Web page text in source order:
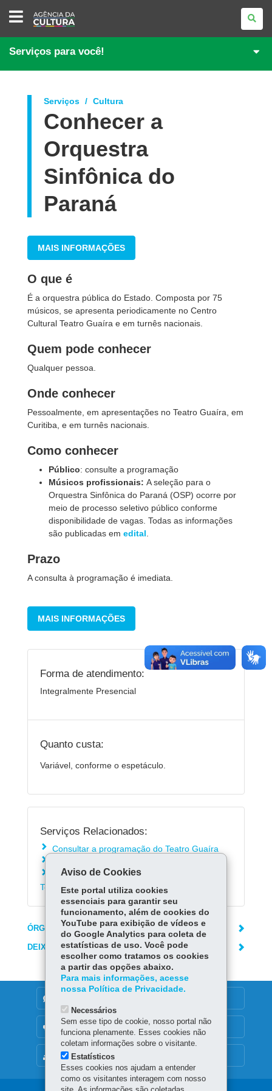
AGÊNCIA
DA
CULTURA
Serviços para você!
Serviços Cultura
Conhecer a
Orquestra
Sinfônica do
Paraná
MAIS INFORMAÇÕES
O que é
É a orquestra pública do Estado. Composta por 75
músicos, se apresenta periodicamente no Centro
Cultural Teatro Guaíra e em turnês nacionais.
Quem pode conhecer
Qualquer pessoa.
Onde conhecer
Pessoalmente, em apresentações no Teatro Guaíra, em
Curitiba, e em turnês nacionais.
Como conhecer
Público: consulte a programação
Músicos profissionais: A seleção para o
Orquestra Sinfônica do Paraná (OSP) ocorre por
meio de processo seletivo público conforme
disponibilidade de vagas. Todas as informações
são publicadas em edital
Prazo
A consulta à programação é imediata.
MAIS INFORMAÇÕES
Forma de atendimento:
Integralmente Presencial
Quanto custa:
Variável, conforme o espetáculo.
Serviços Relacionados:
Consultar a programação do Teatro Guaíra
Conhecer o G2 Companhia de Dança do
Teatro Guaíra
ÓRGÃO RESPONSÁVEL
DEIXE SUA OPINIÃO
MAPA DO SITE
OUVIDORIA
Aviso de Cookies
Este portal utiliza cookies
essenciais para garantir seu
funcionamento, além de cookies do
YouTube para exibição de vídeos e
do Google Analytics para coleta de
estatísticas de uso. Você pode
escolher como tratamos os cookies
a partir das opções abaixo.
Para mais informações, acesse
nossa Política de Privacidade.
Necessários
Sem esse tipo de cookie, nosso portal não
funciona plenamente. Esses cookies não
coletam informações sobre o visitante.
Estatísticos
Esses cookies nos ajudam a entender
como os visitantes interagem com nosso